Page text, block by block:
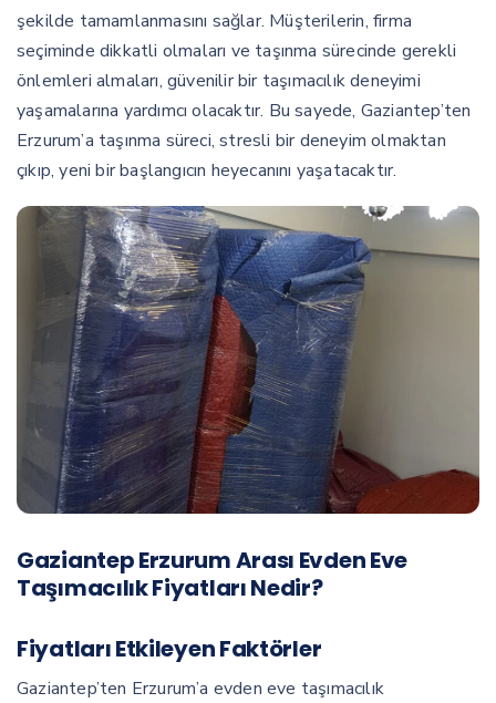
şekilde tamamlanmasını sağlar. Müşterilerin, firma
seçiminde dikkatli olmaları ve taşınma sürecinde gerekli
önlemleri almaları, güvenilir bir taşımacılık deneyimi
yaşamalarına yardımcı olacaktır. Bu sayede, Gaziantep’ten
Erzurum’a taşınma süreci, stresli bir deneyim olmaktan
çıkıp, yeni bir başlangıcın heyecanını yaşatacaktır.
Gaziantep Erzurum Arası Evden Eve
Taşımacılık Fiyatları Nedir?
Fiyatları Etkileyen Faktörler
Gaziantep’ten Erzurum’a evden eve taşımacılık